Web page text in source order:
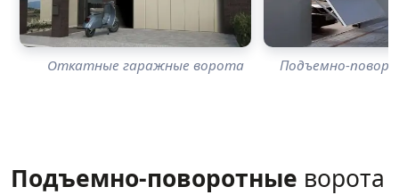
Откатные гаражные ворота Подъемно-
Подъемно-поворотные ворота